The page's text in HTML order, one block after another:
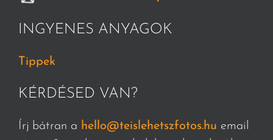
INGYENES ANYAGOK
Tippek
KÉRDÉSED VAN?
Írj bátran a hello@teislehetszfotos.hu email